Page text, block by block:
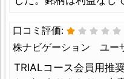
口コミ評価:
株ナビゲーション ユー
TRIALコース会員用推